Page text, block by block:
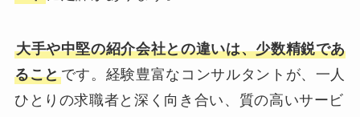
大手や中堅の紹介会社との違いは、少数精鋭であ
ることです。経験豊富なコンサルタントが、一人
ひとりの求職者と深く向き合い、質の高いサービ